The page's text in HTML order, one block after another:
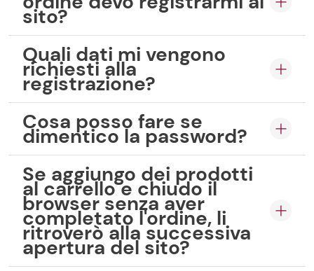
sito?
Quali dati mi vengono
richiesti alla
registrazione?
Cosa posso fare se
dimentico la password?
Se aggiungo dei prodotti
al carrello e chiudo il
browser senza aver
completato l'ordine, li
ritroverò alla successiva
apertura del sito?